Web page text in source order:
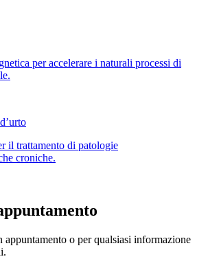
per accelerare i naturali processi di
il trattamento di patologie
croniche.
appuntamento o per qualsiasi informazione